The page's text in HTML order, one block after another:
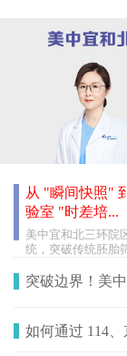
从 "瞬间快照"
验室 "时差培...
美中宜和北三环院
统，突破传统胚胎
突破边界！美
如何通过 114